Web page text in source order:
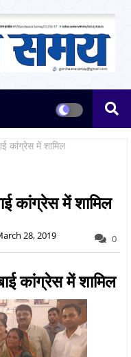
कांग्रेस में शामिल
कांग्रेस में शामिल
28, 2019 0
कांग्रेस में शामिल